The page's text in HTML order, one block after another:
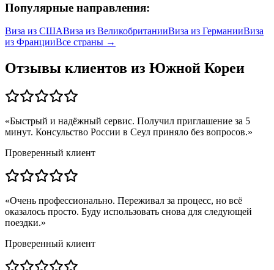
Популярные направления:
Виза из СШАВиза из ВеликобританииВиза из ГерманииВиза
из ФранцииВсе страны →
Отзывы клиентов из Южной Кореи
«Быстрый и надёжный сервис. Получил приглашение за 5
минут. Консульство России в Сеул приняло без вопросов.»
Проверенный клиент
«Очень профессионально. Переживал за процесс, но всё
оказалось просто. Буду использовать снова для следующей
поездки.»
Проверенный клиент